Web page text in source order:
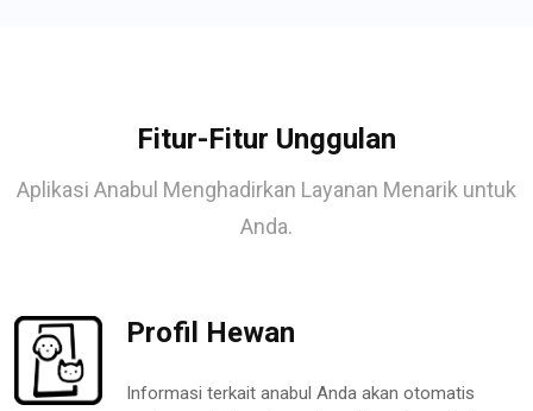
Fitur-Fitur Unggulan
Aplikasi Anabul Menghadirkan Layanan Menarik untuk
Anda.
Profil Hewan
Informasi terkait anabul Anda akan otomatis